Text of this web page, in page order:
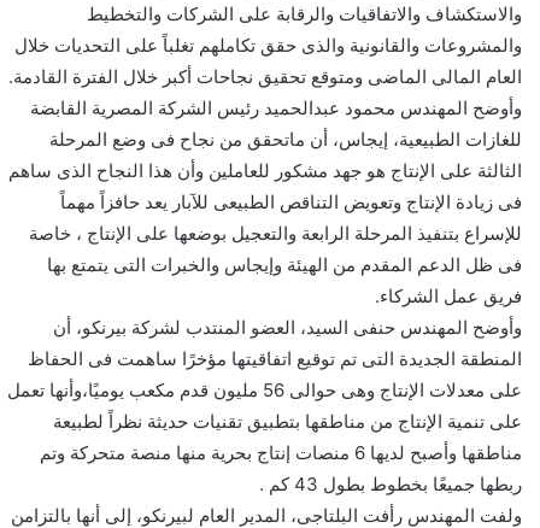
والاستكشاف والاتفاقيات والرقابة على الشركات والتخطيط
والمشروعات والقانونية والذى حقق تكاملهم تغلباً على التحديات خلال
العام المالى الماضى ومتوقع تحقيق نجاحات أكبر خلال الفترة القادمة.
وأوضح المهندس محمود عبدالحميد رئيس الشركة المصرية القابضة
للغازات الطبيعية، إيجاس، أن ماتحقق من نجاح فى وضع المرحلة
الثالثة على الإنتاج هو جهد مشكور للعاملين وأن هذا النجاح الذى ساهم
فى زيادة الإنتاج وتعويض التناقص الطبيعى للآبار يعد حافزاً مهماً
للإسراع بتنفيذ المرحلة الرابعة والتعجيل بوضعها على الإنتاج ، خاصة
فى ظل الدعم المقدم من الهيئة وإيجاس والخبرات التى يتمتع بها
فريق عمل الشركاء.
وأوضح المهندس حنفى السيد، العضو المنتدب لشركة بيرنكو، أن
المنطقة الجديدة التى تم توقيع اتفاقيتها مؤخرًا ساهمت فى الحفاظ
على معدلات الإنتاج وهى حوالى 56 مليون قدم مكعب يوميًا،وأنها تعمل
على تنمية الإنتاج من مناطقها بتطبيق تقنيات حديثة نظراً لطبيعة
مناطقها وأصبح لديها 6 منصات إنتاج بحرية منها منصة متحركة وتم
ربطها جميعًا بخطوط بطول 43 كم .
ولفت المهندس رأفت البلتاجى، المدير العام لبيرنكو، إلى أنها بالتزامن